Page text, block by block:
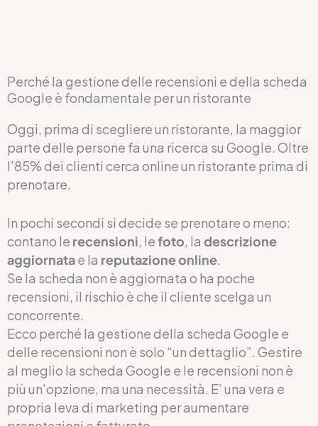
Perché la gestione delle recensioni e della scheda
Google è fondamentale per un ristorante
Oggi, prima di scegliere un ristorante, la maggior
parte delle persone fa una ricerca su Google. Oltre
l’85% dei clienti cerca online un ristorante prima di
prenotare.
In pochi secondi si decide se prenotare o meno:
contano le recensioni, lefoto, la descrizione
aggiornatae la reputazione online.
Se la scheda non è aggiornata o ha poche
recensioni, il rischio è che il cliente scelga un
concorrente.
Ecco perché la gestione della scheda Google e
delle recensioni non è solo “un dettaglio”. Gestire
al meglio la scheda Google e le recensioni non è
più un’opzione, ma una necessità. E’ una vera e
propria leva di marketing per aumentare